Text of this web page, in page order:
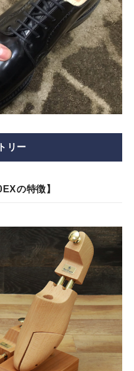
リー
の特徴】